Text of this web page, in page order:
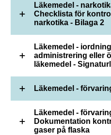
Läkemedel -
Checklista för
narkotika - Bilaga 2
Läkemedel -
administrering eller
läkemedel -
Läkemedel -
Läkemedel -
Dokumentation
gaser på flaska